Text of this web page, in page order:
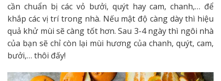
cần chuẩn bị các vỏ bưởi, quýt hay cam, chanh,… để
khắp các vị trí trong nhà. Nếu mật độ càng dày thì hiệu
quả khử mùi sẽ càng tốt hơn. Sau 3-4 ngày thì ngôi nhà
của bạn sẽ chỉ còn lại mùi hương của chanh, quýt, cam,
bưởi,… thôi đấy!